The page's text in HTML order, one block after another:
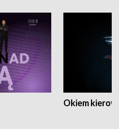
Okiem